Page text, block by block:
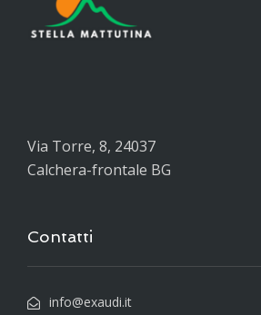
Via Torre, 8, 24037
Calchera-frontale BG
Contatti
info@exaudi.it